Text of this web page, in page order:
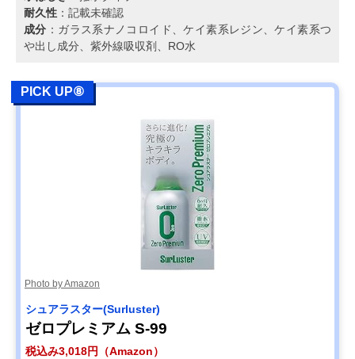
耐久性 ：記載未確認
成分 ：ガラス系ナノコロイド、ケイ素系レジン、ケイ素系つ
や出し成分、紫外線吸収剤、RO水
PICK UP⑧
Photo by Amazon
シュアラスター(Surluster)
ゼロプレミアム S-99
税込み3,018円（Amazon）